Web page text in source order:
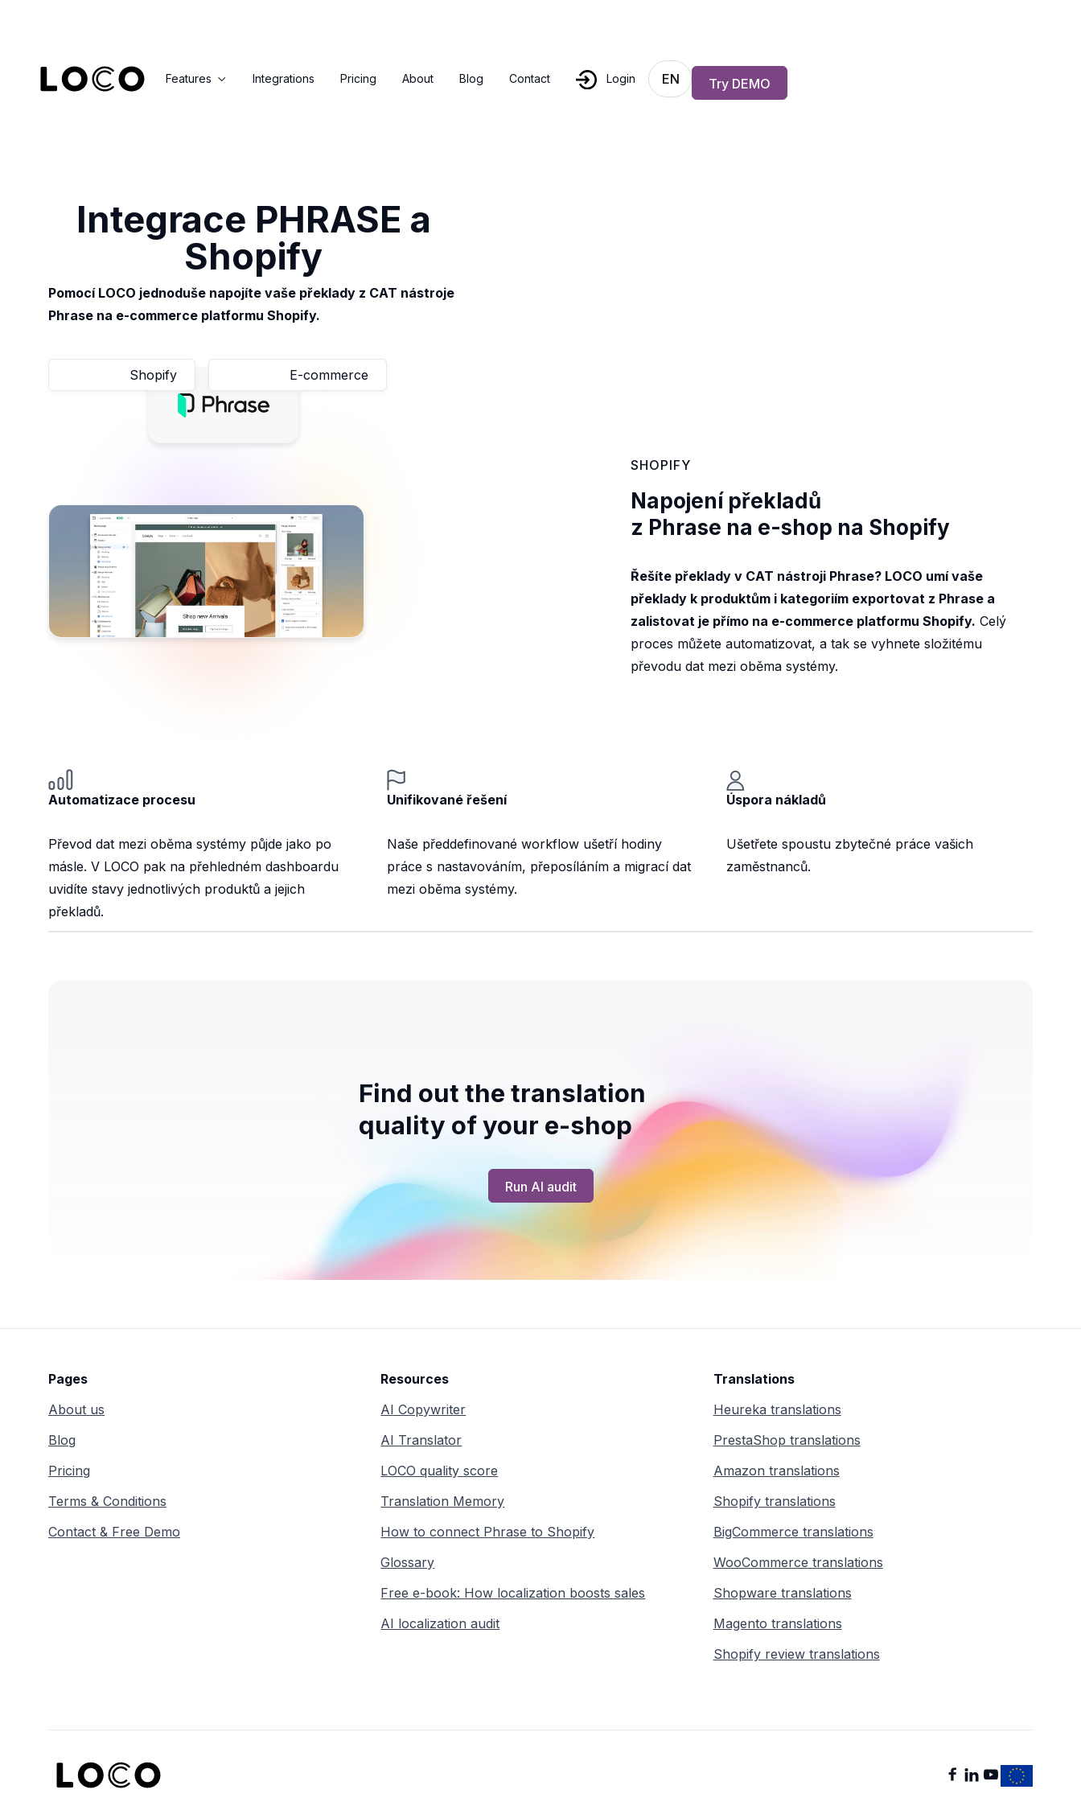
Features  Integrations Pricing About Blog Contact Login EN Try DEMO
Integrace PHRASE a
Shopify
Pomocí LOCO jednoduše napojíte vaše překlady z CAT nástroje
Phrase na e-commerce platformu Shopify.
Shopify E-commerce
SHOPIFY
Napojení překladů
z Phrase na e-shop na Shopify
Řešíte překlady v CAT nástroji Phrase? LOCO umí vaše
překlady k produktům i kategoriím exportovat z Phrase a
zalistovat je přímo na e-commerce platformu Shopify. Celý
proces můžete automatizovat, a tak se vyhnete složitému
převodu dat mezi oběma systémy.
Automatizace procesu
Převod dat mezi oběma systémy půjde jako po
másle. V LOCO pak na přehledném dashboardu
uvidíte stavy jednotlivých produktů a jejich
překladů.
Unifikované řešení
Naše předdefinované workflow ušetří hodiny
práce s nastavováním, přeposíláním a migrací dat
mezi oběma systémy.
Úspora nákladů
Ušetřete spoustu zbytečné práce vašich
zaměstnanců.
Find out the translation
quality of your e-shop
Run AI audit
Pages
About us
Blog
Pricing
Terms & Conditions
Contact & Free Demo
Resources
AI Copywriter
AI Translator
LOCO quality score
Translation Memory
How to connect Phrase to Shopify
Glossary
Free e-book: How localization boosts sales
AI localization audit
Translations
Heureka translations
PrestaShop translations
Amazon translations
Shopify translations
BigCommerce translations
WooCommerce translations
Shopware translations
Magento translations
Shopify review translations
  